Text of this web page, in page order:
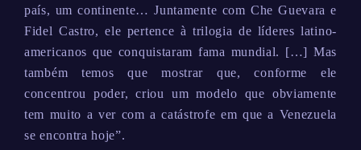
país, um continente… Juntamente com Che Guevara e
Fidel Castro, ele pertence à trilogia de líderes latino-
americanos que conquistaram fama mundial. […] Mas
também temos que mostrar que, conforme ele
concentrou poder, criou um modelo que obviamente
tem muito a ver com a catástrofe em que a Venezuela
se encontra hoje”.